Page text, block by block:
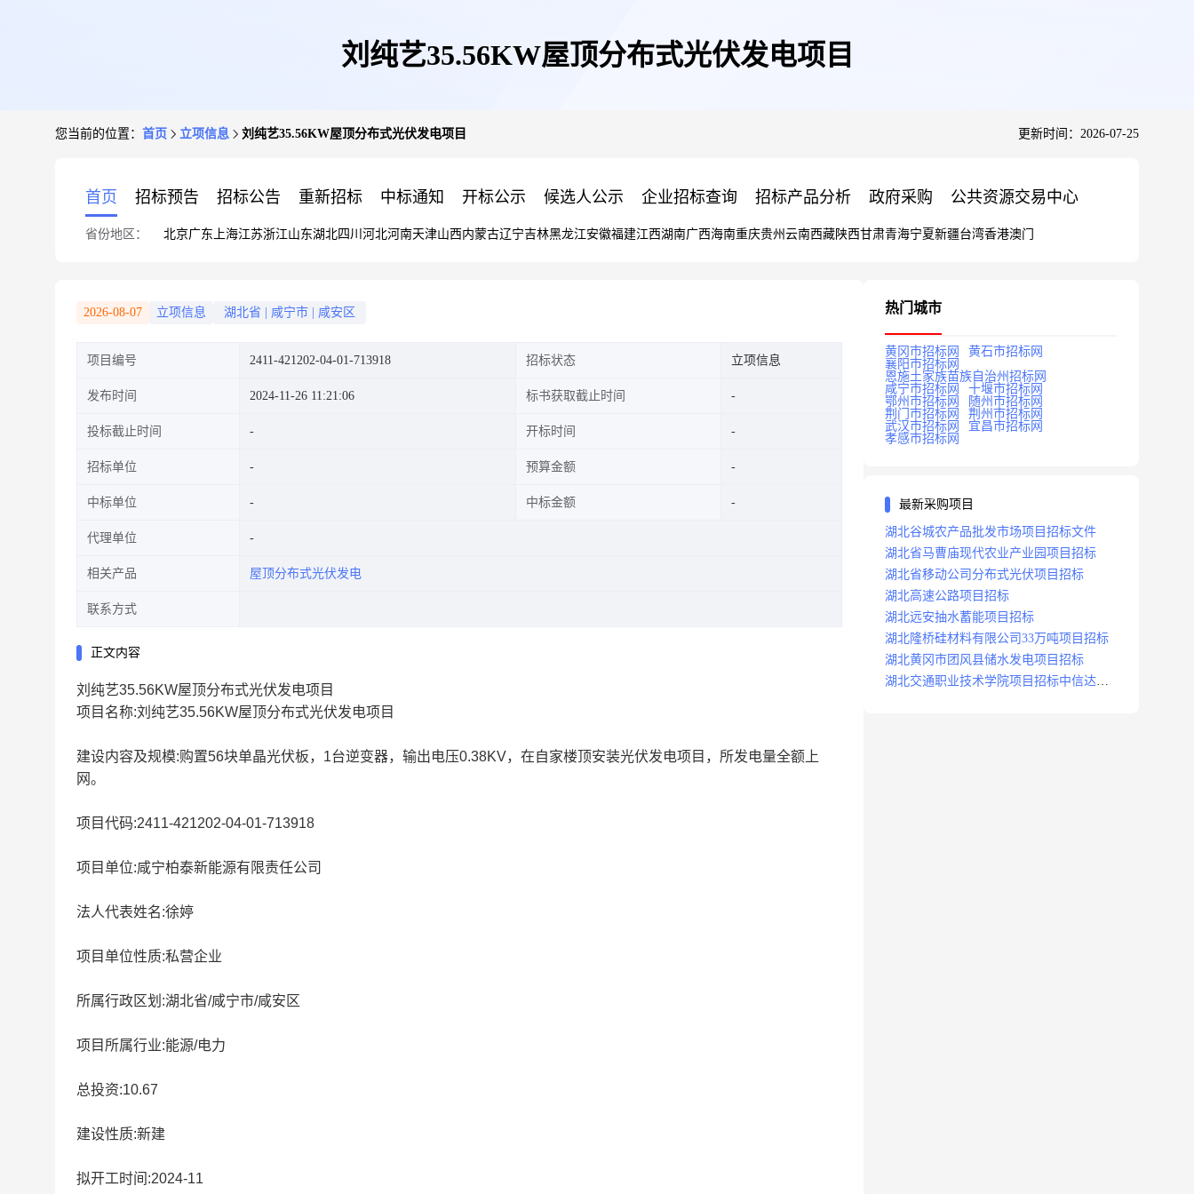
刘纯艺35.56KW屋顶分布式光伏发电项目
您当前的位置： 首页 立项信息 刘纯艺35.56KW屋顶分布式光伏发电项目 更新时间：2026-07-25
首页 招标预告 招标公告 重新招标 中标通知 开标公示 候选人公示 企业招标查询 招标产品分析 政府采购 公共资源交易中心
省份地区： 北京广东 上海江苏浙江山东湖北四川 河北河南天津山西内蒙古辽宁吉林黑龙江安徽福建江西湖南广西海南重庆贵州 云南西藏陕西甘肃青海宁夏新疆台湾香港澳门
2026-08-07 立项信息 湖北省 咸宁市 咸安区
项目编号 2411-421202-04-01-713918 招标状态 立项信息
发布时间 2024-11-26 11:21:06 标书获取截止时间
投标截止时间 开标时间
招标单位 预算金额
中标单位 中标金额
代理单位
相关产品 屋顶分布式光伏发电
联系方式
正文内容
刘纯艺35.56KW屋顶分布式光伏发电项目
项目名称:刘纯艺35.56KW屋顶分布式光伏发电项目
建设内容及规模:购置56块单晶光伏板，1台逆变器，输出电压0.38KV，在自家楼顶安装光伏发电项目，所发电量全额上
网。
项目代码:2411-421202-04-01-713918
项目单位:咸宁柏泰新能源有限责任公司
法人代表姓名:徐婷
项目单位性质:私营企业
所属行政区划:湖北省/咸宁市/咸安区
项目所属行业:能源/电力
总投资:10.67
建设性质:新建
拟开工时间:2024-11
热门城市
黄冈市招标网
黄石市招标网
襄阳市招标网
恩施土家族苗族自治州招标网
咸宁市招标网
十堰市招标网
鄂州市招标网
随州市招标网
荆门市招标网
荆州市招标网
武汉市招标网
宜昌市招标网
孝感市招标网
最新采购项目
湖北谷城农产品批发市场项目招标文件
湖北省马曹庙现代农业产业园项目招标
湖北省移动公司分布式光伏项目招标
湖北高速公路项目招标
湖北远安抽水蓄能项目招标
湖北隆桥硅材料有限公司33万吨项目招标
湖北黄冈市团风县储水发电项目招标
湖北交通职业技术学院项目招标中信达咨